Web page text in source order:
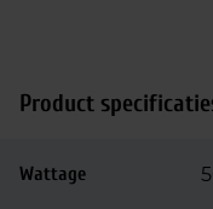
Product
Wattage